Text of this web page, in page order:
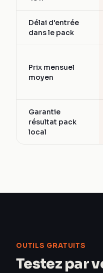
Délai d'entrée
dans le pack
Prix mensuel
moyen
Garantie
résultat pack
local
OUTILS GRATUITS
Testez par